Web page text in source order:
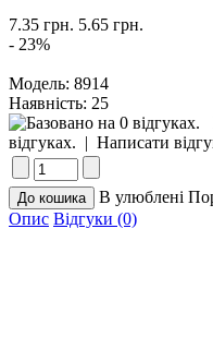
7.35 грн. 5.65 грн.
- 23%
Модель: 8914
Наявність: 25
відгуках. | Написати
В улюблені
Опис Відгуки (0)